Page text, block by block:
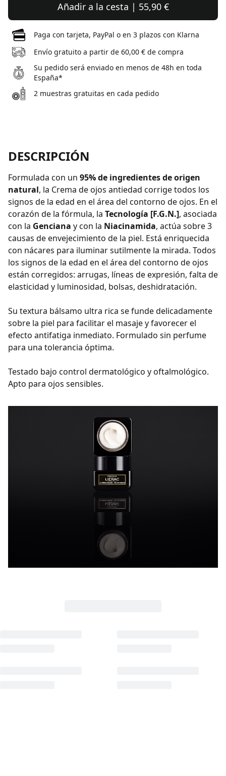
Añadir a la cesta | 55,90 €
Paga con tarjeta, PayPal o en 3 plazos con Klarna
Envío gratuito a partir de 60,00 € de compra
Su pedido será enviado en menos de 48h en toda
España*
2 muestras gratuitas en cada pedido
DESCRIPCIÓN
Formulada con un 95% de ingredientes de origen
natural, la Crema de ojos antiedad corrige todos los
signos de la edad en el área del contorno de ojos. En el
corazón de la fórmula, la Tecnología [F.G.N.], asociada
con la Genciana y con la Niacinamida, actúa sobre 3
causas de envejecimiento de la piel. Está enriquecida
con nácares para iluminar sutilmente la mirada. Todos
los signos de la edad en el área del contorno de ojos
están corregidos: arrugas, líneas de expresión, falta de
elasticidad y luminosidad, bolsas, deshidratación.
Su textura bálsamo ultra rica se funde delicadamente
sobre la piel para facilitar el masaje y favorecer el
efecto antifatiga inmediato. Formulado sin perfume
para una tolerancia óptima.
Testado bajo control dermatológico y oftalmológico.
Apto para ojos sensibles.